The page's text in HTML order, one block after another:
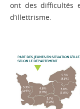
ont des difficultés
d’illettrisme.